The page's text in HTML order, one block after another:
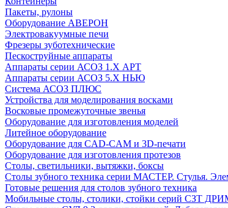
Пакеты, рулоны
Оборудование АВЕРОН
Электровакуумные печи
Фрезеры зуботехнические
Пескоструйные аппараты
Аппараты серии АСОЗ 1.Х АРТ
Аппараты серии АСОЗ 5.Х НЬЮ
Система АСОЗ ПЛЮС
Устройства для моделирования восками
Восковые промежуточные звенья
Оборудование для изготовления моделей
Литейное оборудование
Оборудование для CAD-CAM и 3D-печати
Оборудование для изготовления протезов
Cтолы, светильники, вытяжки, боксы
Столы зубного техника серии МАСТЕР. Стулья.
Готовые решения для столов зубного техника
Мобильные столы, столики, стойки серий СЗТ